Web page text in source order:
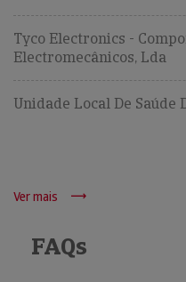
Tyco Electronics -
Electromecânicos, Lda
Unidade Local De Saúde
Ver mais
FAQs